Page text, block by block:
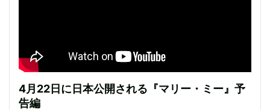
4月22日に日本公開される『マリー・ミー』予
告編